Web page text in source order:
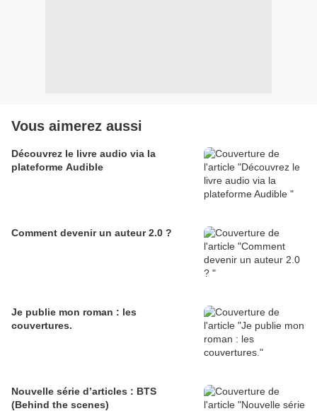
Vous aimerez aussi
Découvrez le livre audio via la
plateforme Audible
Comment devenir un auteur 2.0 ?
Je publie mon roman : les
couvertures.
Nouvelle série d’articles : BTS
(Behind the scenes)